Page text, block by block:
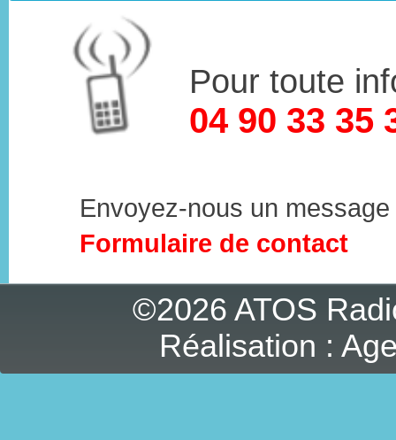
Pour toute
04 90 33 35
Envoyez-nous un message
Formulaire de contact
©2026 ATOS
Réalisation :